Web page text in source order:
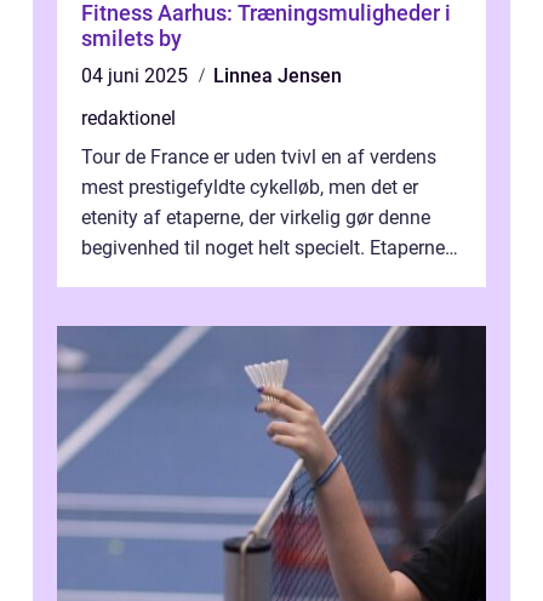
Fitness Aarhus: Træningsmuligheder i
smilets by
04 juni 2025
Linnea Jensen
redaktionel
Tour de France er uden tvivl en af verdens
mest prestigefyldte cykelløb, men det er
etenity af etaperne, der virkelig gør denne
begivenhed til noget helt specielt. Etaperne i